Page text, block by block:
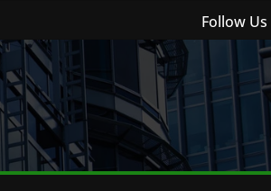
Follow Us